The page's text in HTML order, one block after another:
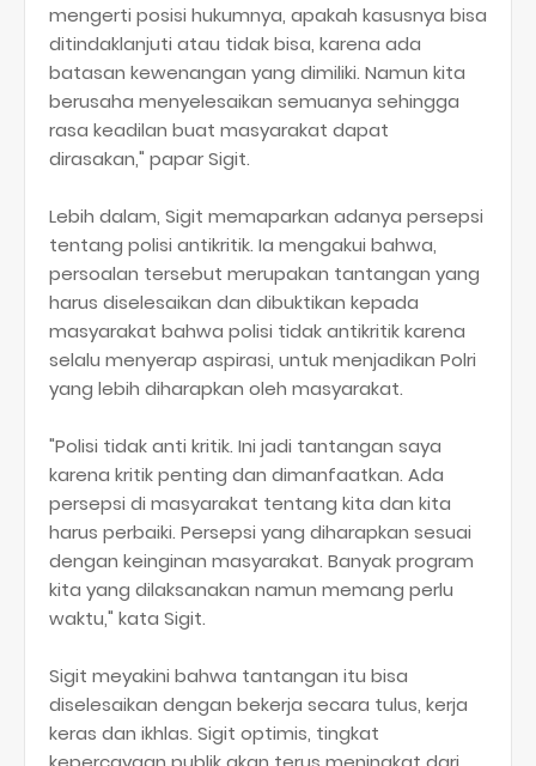
mengerti posisi hukumnya, apakah kasusnya bisa
ditindaklanjuti atau tidak bisa, karena ada
batasan kewenangan yang dimiliki. Namun kita
berusaha menyelesaikan semuanya sehingga
rasa keadilan buat masyarakat dapat
dirasakan," papar Sigit.
Lebih dalam, Sigit memaparkan adanya persepsi
tentang polisi antikritik. Ia mengakui bahwa,
persoalan tersebut merupakan tantangan yang
harus diselesaikan dan dibuktikan kepada
masyarakat bahwa polisi tidak antikritik karena
selalu menyerap aspirasi, untuk menjadikan Polri
yang lebih diharapkan oleh masyarakat.
"Polisi tidak anti kritik. Ini jadi tantangan saya
karena kritik penting dan dimanfaatkan. Ada
persepsi di masyarakat tentang kita dan kita
harus perbaiki. Persepsi yang diharapkan sesuai
dengan keinginan masyarakat. Banyak program
kita yang dilaksanakan namun memang perlu
waktu," kata Sigit.
Sigit meyakini bahwa tantangan itu bisa
diselesaikan dengan bekerja secara tulus, kerja
keras dan ikhlas. Sigit optimis, tingkat